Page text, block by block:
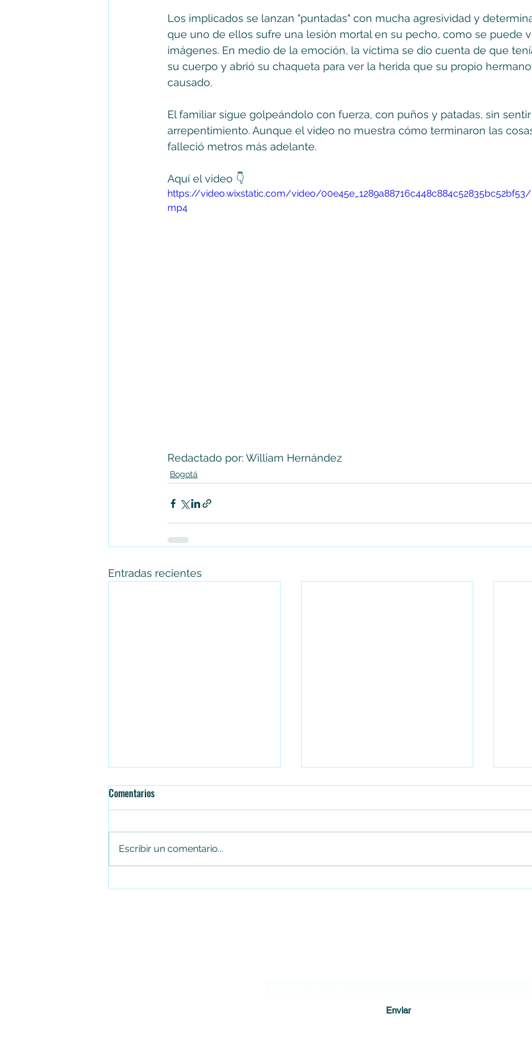
Los implicados se lanzan "puntadas" con mucha agresividad y
que uno de ellos sufre una lesión mortal en su pecho, como se puede
imágenes. En medio de la emoción, la víctima se dio cuenta de que
su cuerpo y abrió su chaqueta para ver la herida que su propio
causado.
El familiar sigue golpeándolo con fuerza, con puños y patadas, sin
arrepentimiento. Aunque el video no muestra cómo terminaron las
falleció metros más adelante.
Aquí el video 👇
https://video.wixstatic.com/video/
mp4
Redactado por: William Hernández
Bogotá
Entradas recientes
Falleció el senador Miguel Uribe
Encontraron un feto al interior del
Comentarios
Escribir un comentario...
Enviar